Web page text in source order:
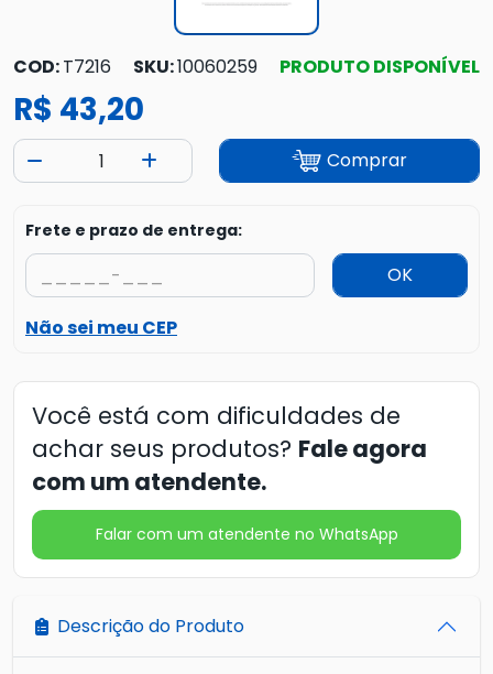
COD:T7216 SKU:10060259 PRODUTO DISPONÍVEL
R$ 43,20
Comprar
Frete e prazo de entrega:
OK
Não sei meu CEP
Você está com dificuldades de
achar seus produtos? Fale agora
com um atendente.
Falar com um atendente no WhatsApp
Descrição do Produto